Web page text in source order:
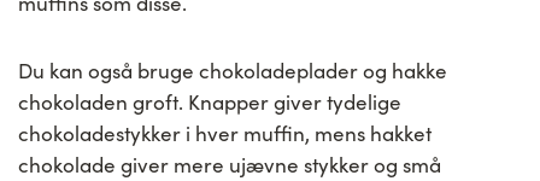
Du kan også bruge chokoladeplader og hakke
chokoladen groft. Knapper giver tydelige
chokoladestykker i hver muffin, mens hakket
chokolade giver mere ujævne stykker og små